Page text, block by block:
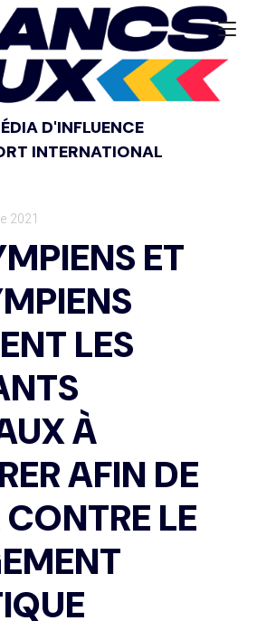
D'INFLUENCE
INTERNATIONAL
2021
ET
LES
À
AFIN DE
LE